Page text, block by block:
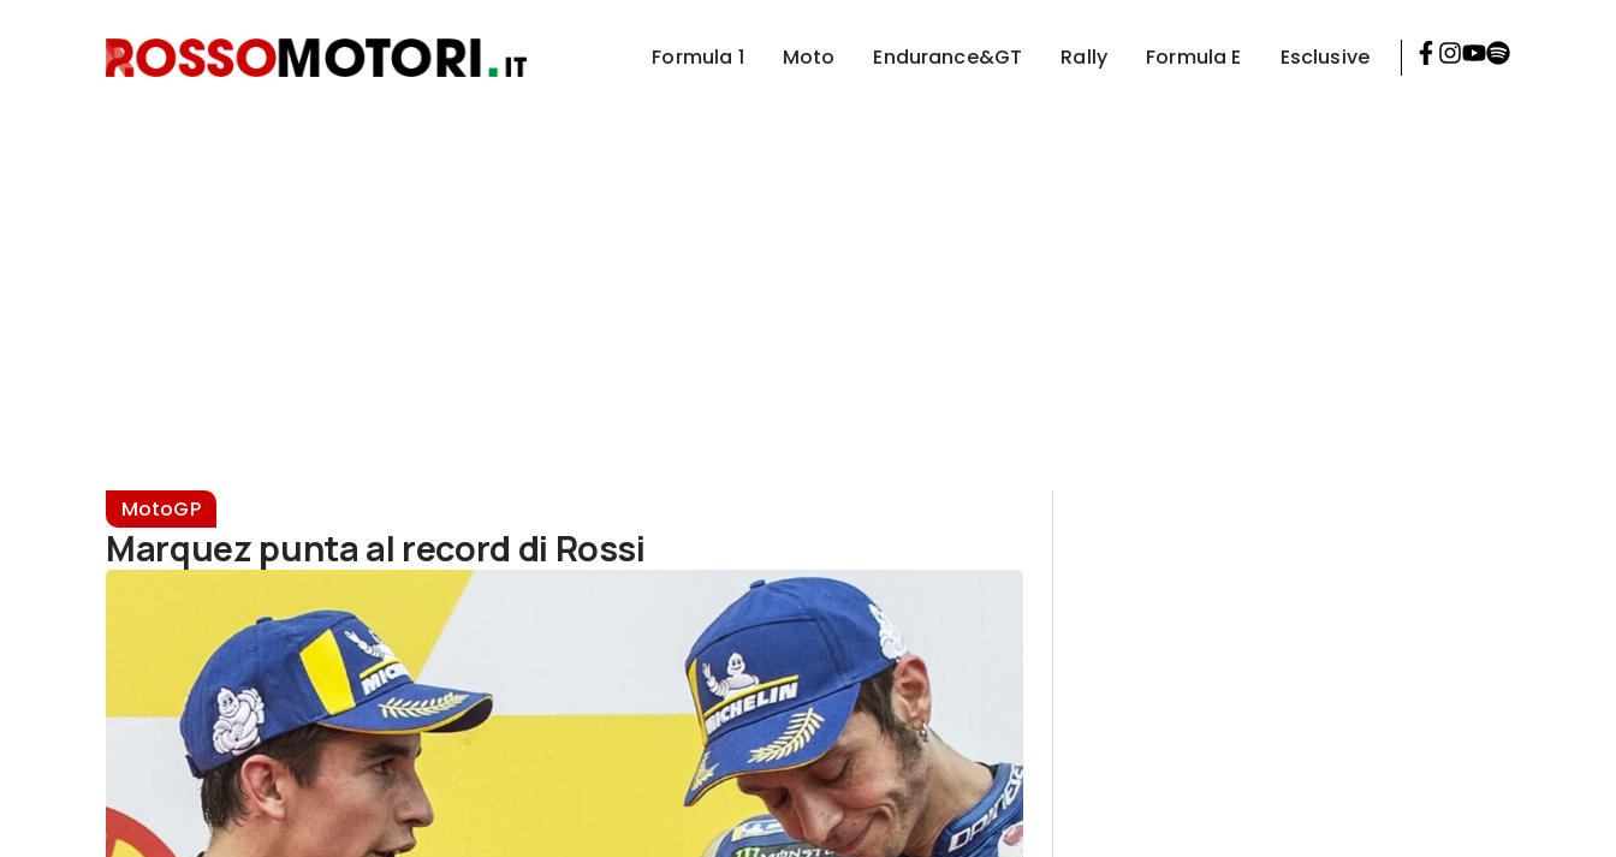
Formula 1 Moto Endurance&GT Rally Formula E Esclusive
MotoGP
Marquez punta al record di Rossi